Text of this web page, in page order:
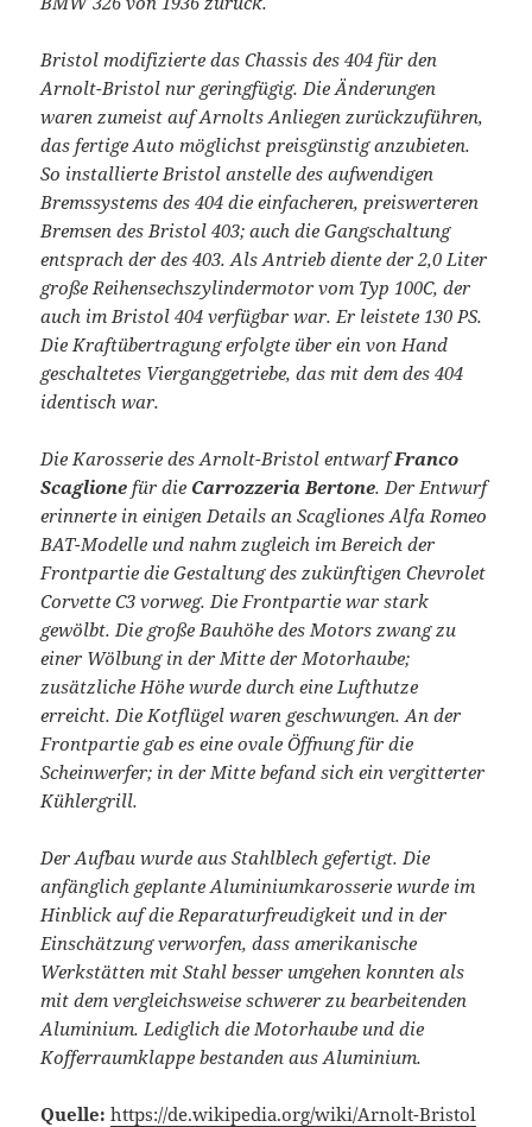
Bristol modifizierte das Chassis des 404 für den
Arnolt-Bristol nur geringfügig. Die Änderungen
waren zumeist auf Arnolts Anliegen zurückzuführen,
das fertige Auto möglichst preisgünstig anzubieten.
So installierte Bristol anstelle des aufwendigen
Bremssystems des 404 die einfacheren, preiswerteren
Bremsen des Bristol 403; auch die Gangschaltung
entsprach der des 403. Als Antrieb diente der 2,0 Liter
große Reihensechszylindermotor vom Typ 100C, der
auch im Bristol 404 verfügbar war. Er leistete 130 PS.
Die Kraftübertragung erfolgte über ein von Hand
geschaltetes Vierganggetriebe, das mit dem des 404
identisch war.
Die Karosserie des Arnolt-Bristol entwarfFranco
Scaglione für die Carrozzeria Bertone. Der Entwurf
erinnerte in einigen Details an Scagliones Alfa Romeo
BAT-Modelle und nahm zugleich im Bereich der
Frontpartie die Gestaltung des zukünftigen Chevrolet
Corvette C3 vorweg. Die Frontpartie war stark
gewölbt. Die große Bauhöhe des Motors zwang zu
einer Wölbung in der Mitte der Motorhaube;
zusätzliche Höhe wurde durch eine Lufthutze
erreicht. Die Kotflügel waren geschwungen. An der
Frontpartie gab es eine ovale Öffnung für die
Scheinwerfer; in der Mitte befand sich ein vergitterter
Kühlergrill.
Der Aufbau wurde aus Stahlblech gefertigt. Die
anfänglich geplante Aluminiumkarosserie wurde im
Hinblick auf die Reparaturfreudigkeit und in der
Einschätzung verworfen, dass amerikanische
Werkstätten mit Stahl besser umgehen konnten als
mit dem vergleichsweise schwerer zu bearbeitenden
Aluminium. Lediglich die Motorhaube und die
Kofferraumklappe bestanden aus Aluminium.
Quelle: https://de.wikipedia.org/wiki/Arnolt-Bristol